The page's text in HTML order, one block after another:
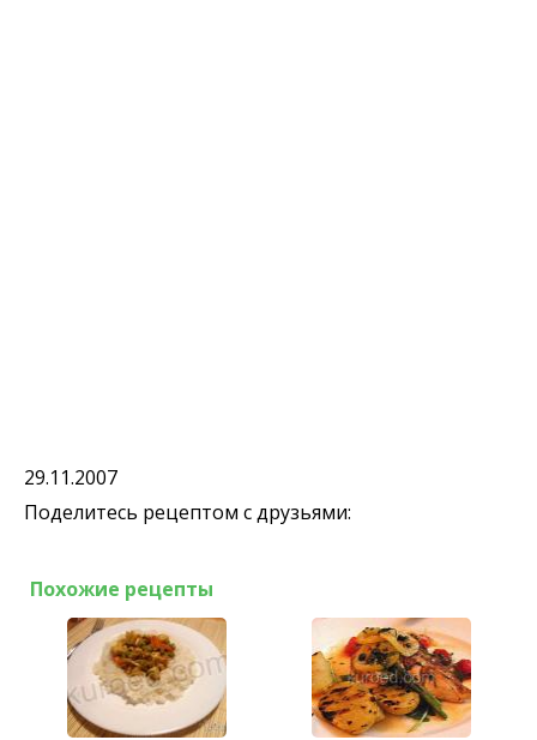
29.11.2007
Поделитесь рецептом с друзьями:
Похожие рецепты